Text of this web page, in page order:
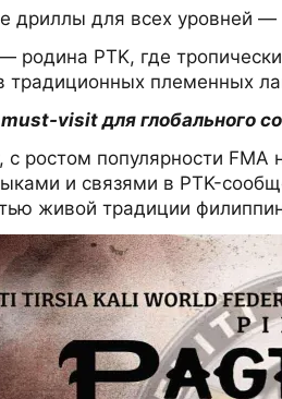
дриллы для всех уровней —
родина PTK, где
традиционных племенных
visit для глобального
с ростом популярности
и связями в PTK-
живой традиции